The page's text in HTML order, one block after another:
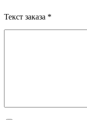
Текст заказа *